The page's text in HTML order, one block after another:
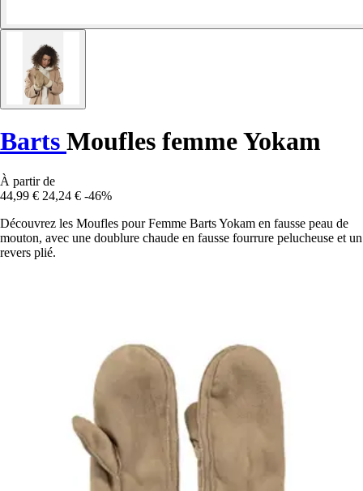
Barts Moufles femme Yokam
À partir de
44,99 € 24,24 € -46%
Découvrez les Moufles pour Femme Barts Yokam en fausse peau de
mouton, avec une doublure chaude en fausse fourrure pelucheuse et un
revers plié.